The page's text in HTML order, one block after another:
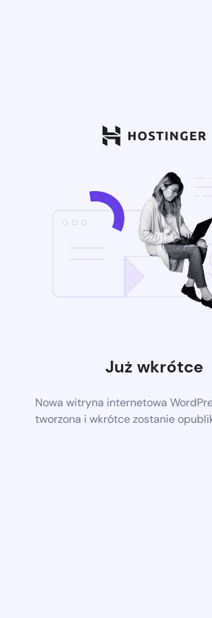
Już wkrótce
Nowa witryna internetowa
tworzona i wkrótce zostanie